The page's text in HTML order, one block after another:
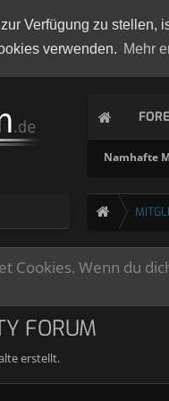
Verfügung zu
verwenden. Mehr
Namhafte
Cookies. Wenn du
FORUM
erstellt.